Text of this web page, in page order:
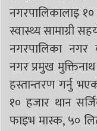
नगरपालिकालाइ
स्वास्थ्य सामाग्री
नगरपालिका नगर
नगर प्रमुख
हस्तान्तरण गर्नु
१० हजार थान
फाइभ मास्क, ५०